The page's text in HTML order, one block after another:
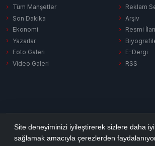
Tüm Manşetler
Son Dakika
Ekonomi
Yazarlar
Foto Galeri
Video Galeri
Reklam
Arşiv
Resmi
E-Dergi
RSS
Gizlilik Politikası KVKK Aydınlatma
© 2026 Ezine Pusula. Tüm hakları
Site deneyiminizi iyileştirerek sizlere daha
sağlamak amacıyla çerezlerden